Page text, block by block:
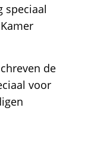
speciaal
de
voor